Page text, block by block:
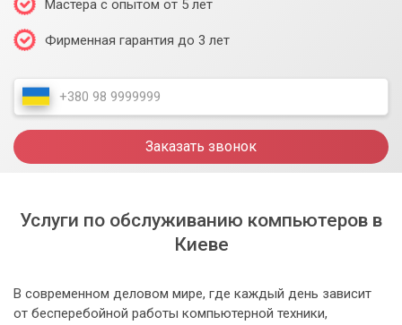
Мастера с опытом от 5 лет
Фирменная гарантия до 3 лет
Заказать звонок
Услуги по обслуживанию компьютеров в
Киеве
В современном деловом мире, где каждый день зависит
от бесперебойной работы компьютерной техники,